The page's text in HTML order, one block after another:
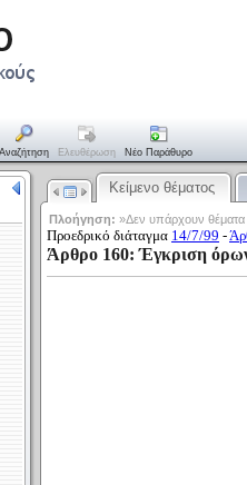
Αναζήτηση Ελευθέρωση Νέο Παράθυρο
Κείμενο θέματος